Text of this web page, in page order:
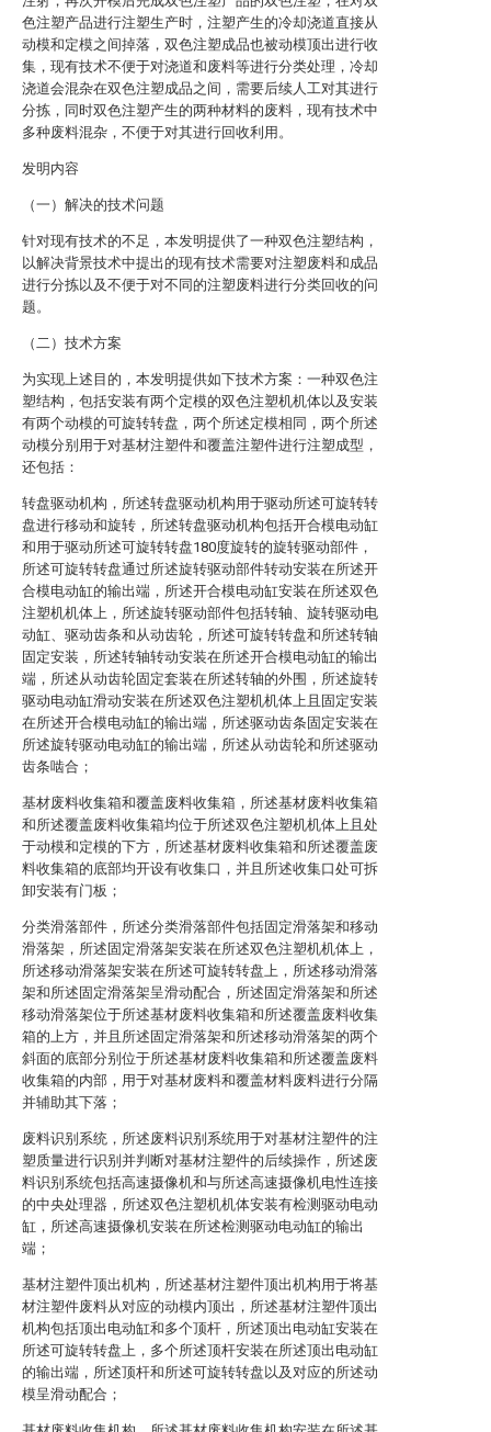
色注塑产品进行注塑生产时，注塑产生的冷却浇道直接从
动模和定模之间掉落，双色注塑成品也被动模顶出进行收
集，现有技术不便于对浇道和废料等进行分类处理，冷却
浇道会混杂在双色注塑成品之间，需要后续人工对其进行
分拣，同时双色注塑产生的两种材料的废料，现有技术中
多种废料混杂，不便于对其进行回收利用。
发明内容
（一）解决的技术问题
针对现有技术的不足，本发明提供了一种双色注塑结构，
以解决背景技术中提出的现有技术需要对注塑废料和成品
进行分拣以及不便于对不同的注塑废料进行分类回收的问
题。
（二）技术方案
为实现上述目的，本发明提供如下技术方案：一种双色注
塑结构，包括安装有两个定模的双色注塑机机体以及安装
有两个动模的可旋转转盘，两个所述定模相同，两个所述
动模分别用于对基材注塑件和覆盖注塑件进行注塑成型，
还包括：
转盘驱动机构，所述转盘驱动机构用于驱动所述可旋转转
盘进行移动和旋转，所述转盘驱动机构包括开合模电动缸
和用于驱动所述可旋转转盘180度旋转的旋转驱动部件，
所述可旋转转盘通过所述旋转驱动部件转动安装在所述开
合模电动缸的输出端，所述开合模电动缸安装在所述双色
注塑机机体上，所述旋转驱动部件包括转轴、旋转驱动电
动缸、驱动齿条和从动齿轮，所述可旋转转盘和所述转轴
固定安装，所述转轴转动安装在所述开合模电动缸的输出
端，所述从动齿轮固定套装在所述转轴的外围，所述旋转
驱动电动缸滑动安装在所述双色注塑机机体上且固定安装
在所述开合模电动缸的输出端，所述驱动齿条固定安装在
所述旋转驱动电动缸的输出端，所述从动齿轮和所述驱动
齿条啮合；
基材废料收集箱和覆盖废料收集箱，所述基材废料收集箱
和所述覆盖废料收集箱均位于所述双色注塑机机体上且处
于动模和定模的下方，所述基材废料收集箱和所述覆盖废
料收集箱的底部均开设有收集口，并且所述收集口处可拆
卸安装有门板；
分类滑落部件，所述分类滑落部件包括固定滑落架和移动
滑落架，所述固定滑落架安装在所述双色注塑机机体上，
所述移动滑落架安装在所述可旋转转盘上，所述移动滑落
架和所述固定滑落架呈滑动配合，所述固定滑落架和所述
移动滑落架位于所述基材废料收集箱和所述覆盖废料收集
箱的上方，并且所述固定滑落架和所述移动滑落架的两个
斜面的底部分别位于所述基材废料收集箱和所述覆盖废料
收集箱的内部，用于对基材废料和覆盖材料废料进行分隔
并辅助其下落；
废料识别系统，所述废料识别系统用于对基材注塑件的注
塑质量进行识别并判断对基材注塑件的后续操作，所述废
料识别系统包括高速摄像机和与所述高速摄像机电性连接
的中央处理器，所述双色注塑机机体安装有检测驱动电动
缸，所述高速摄像机安装在所述检测驱动电动缸的输出
端；
基材注塑件顶出机构，所述基材注塑件顶出机构用于将基
材注塑件废料从对应的动模内顶出，所述基材注塑件顶出
机构包括顶出电动缸和多个顶杆，所述顶出电动缸安装在
所述可旋转转盘上，多个所述顶杆安装在所述顶出电动缸
的输出端，所述顶杆和所述可旋转转盘以及对应的所述动
模呈滑动配合；